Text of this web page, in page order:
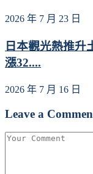
2026 年 7 月 23 日
日本觀光熱推升
漲32....
2026 年 7 月 16 日
Leave a